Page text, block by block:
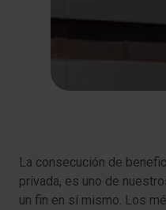
La consecución de
privada, es uno de
un fin en sí mismo. Los